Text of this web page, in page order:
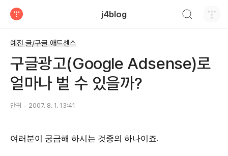
j4blog
예전 글/구글 애드센스
구글광고(Google Adsense)로
얼마나 벌 수 있을까?
만귀 2007. 8. 1. 13:41
여러분이 궁금해 하시는 것중의 하나이죠.